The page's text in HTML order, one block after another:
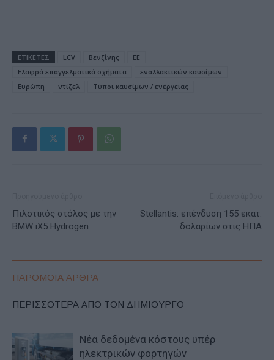
ΕΤΙΚΕΤΕΣ LCV Βενζίνης
ΕΕ
Ελαφρά επαγγελματικά οχήματα
εναλλακτικών καυσίμων
Ευρώπη
ντίζελ Τύποι καυσίμων / ενέργειας
Πιλοτικός στόλος με την
BMW iX5 Hydrogen
Stellantis: επένδυση 155 εκατ.
δολαρίων στις ΗΠΑ
ΠΑΡΟΜΟΙΑ ΑΡΘΡΑ
ΠΕΡΙΣΣΟΤΕΡΑ ΑΠΟ ΤΟΝ ΔΗΜΙΟΥΡΓΟ
Νέα δεδομένα κόστους υπέρ
ηλεκτρικών φορτηγών